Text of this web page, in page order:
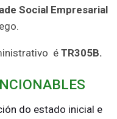
Social Empresarial
é TR305B.
do estado inicial e